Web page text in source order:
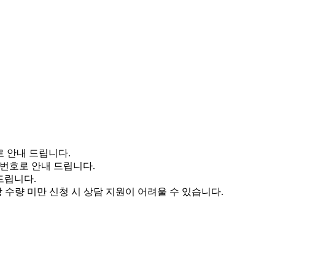
안내 드립니다.
호로 안내 드립니다.
립니다.
수량 미만 신청 시 상담 지원이 어려울 수 있습니다.